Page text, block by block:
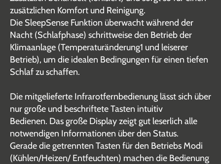
zusätzlichen Komfort und Reinigung.
Die SleepSense Funktion überwacht während der
Nacht (Schlafphase) schrittweise den Betrieb der
Klimaanlage (Temperaturänderung1 und leiserer
Betrieb), um die idealen Bedingungen für einen tiefen
Schlaf zu schaffen.
Die mitgelieferte Infrarotfernbedienung lässt sich über
nur große und beschriftete Tasten intuitiv
Bedienen. Das große Display zeigt gut leserlich alle
notwendigen Informationen über den Status.
Gerade die getrennten Tasten für den Betriebs Modi
(Kühlen/Heizen/ Entfeuchten) machen die Bedienung